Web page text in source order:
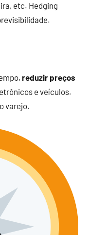
etc. Hedging
reduzir preços
e veículos.
varejo.